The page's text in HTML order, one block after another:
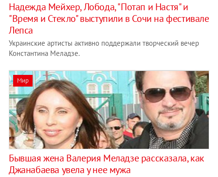
Надежда Мейхер, Лобода, "Потап и Настя" и
"Время и Стекло" выступили в Сочи на фестивале
Лепса
Украинские артисты активно поддержали творческий вечер
Константина Меладзе.
Мир
Бывшая жена Валерия Меладзе рассказала, как
Джанабаева увела у нее мужа